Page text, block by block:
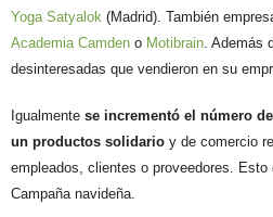
Yoga Satyalok (Madrid). También
Academia Camden o Motibrain . Además
desinteresadas que vendieron en su
Igualmente se incrementó el número
un productos solidario y de comercio
empleados, clientes o proveedores.
Campaña navideña.